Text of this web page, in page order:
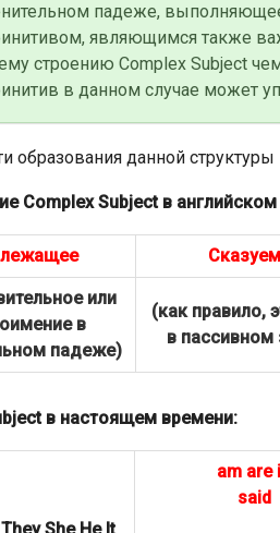
падеже,
являющимся также
строению Complex Subject
в данном случае может
образования данной
Complex Subject в
или
в
падеже)
(как правило,
в пассивном
в настоящем времени:
am are
said